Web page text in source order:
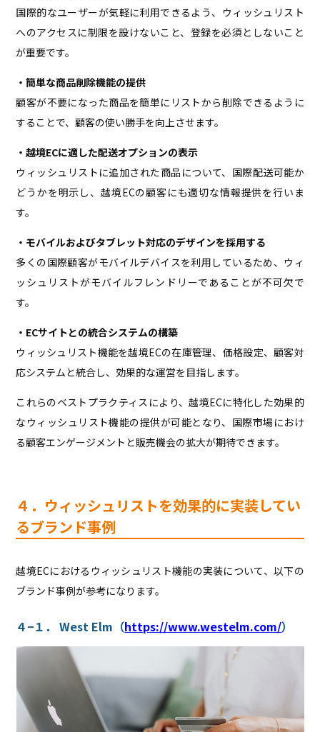
国際的なユーザーが気軽に利用できるよう、ウィッシュリスト
へのアクセスに制限を設けないこと、登録を必須としないこと
が重要です。
・簡単な商品削除機能の提供
顧客が不要になった商品を簡単にリストから削除できるように
することで、顧客の使い勝手を向上させます。
・越境ECに適した配送オプションの表示
ウィッシュリストに追加された商品について、国際配送可能か
どうかを明示し、越境ECの顧客にも適切な情報提供を行いま
す。
・モバイルおよびタブレット対応のデザインを採用する
多くの国際顧客がモバイルデバイスを利用しているため、ウィ
ッシュリストがモバイルフレンドリーであることが不可欠で
す。
・ECサイトとの統合システムの構築
ウィッシュリスト機能を越境ECの在庫管理、価格設定、顧客対
応システムと統合し、効果的な運営を目指します。
これらのベストプラクティスにより、越境ECに特化した効果的
なウィッシュリスト機能の提供が可能となり、国際市場におけ
る顧客エンゲージメントと販売機会の拡大が期待できます。
４．ウィッシュリストを効果的に実装してい
るブランド事例
越境ECにおけるウィッシュリスト機能の実装について、以下の
ブランド事例が参考になります。
４−１． West Elm（https://www.westelm.com/）